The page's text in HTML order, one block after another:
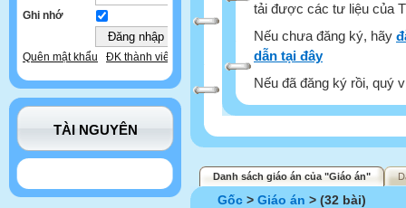
Ghi nhớ
Quên mật khẩu ĐK thành viên
TÀI NGUYÊN
tải được các tư liệu của
Nếu chưa đăng ký, hãy
dẫn tại đây
Nếu đã đăng ký rồi, quý
Danh sách giáo án của "Giáo án"
Gốc > Giáo án > (32 bài)